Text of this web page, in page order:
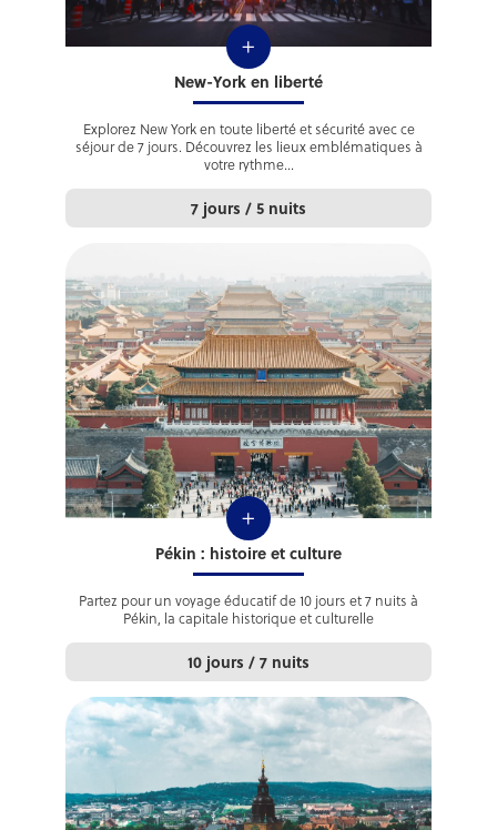
+
New-York en liberté
Explorez New York en toute liberté et sécurité avec ce
séjour de 7 jours. Découvrez les lieux emblématiques à
votre rythme...
7 jours / 5 nuits
+
Pékin : histoire et culture
Partez pour un voyage éducatif de 10 jours et 7 nuits à
Pékin, la capitale historique et culturelle
10 jours / 7 nuits